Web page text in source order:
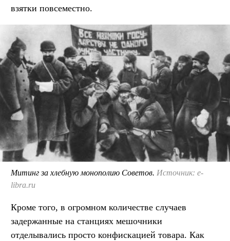
взятки повсеместно.
Митинг за хлебную монополию Советов. Источник: e-
libra.ru
Кроме того, в огромном количестве случаев
задержанные на станциях мешочники
отделывались просто конфискацией товара. Как